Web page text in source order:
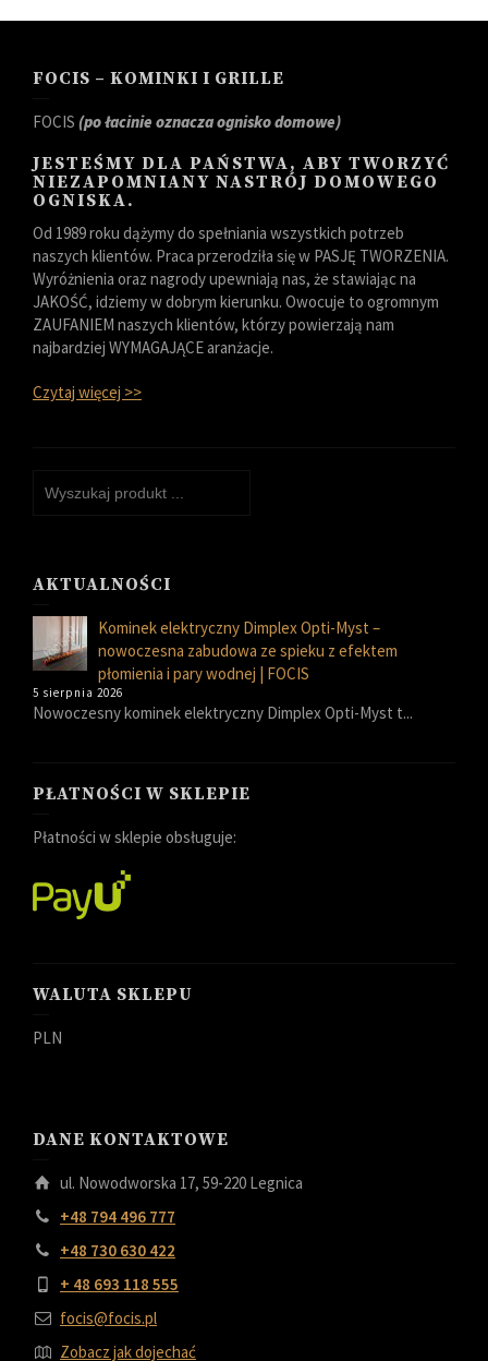
FOCIS – KOMINKI I GRILLE
FOCIS (po łacinie oznacza ognisko domowe)
JESTEŚMY DLA PAŃSTWA, ABY TWORZYĆ
NIEZAPOMNIANY NASTRÓJ DOMOWEGO
OGNISKA.
Od 1989 roku dążymy do spełniania wszystkich potrzeb
naszych klientów. Praca przerodziła się w PASJĘ TWORZENIA.
Wyróżnienia oraz nagrody upewniają nas, że stawiając na
JAKOŚĆ, idziemy w dobrym kierunku. Owocuje to ogromnym
ZAUFANIEM naszych klientów, którzy powierzają nam
najbardziej WYMAGAJĄCE aranżacje.
Czytaj więcej >>
AKTUALNOŚCI
Kominek elektryczny Dimplex Opti-Myst –
nowoczesna zabudowa ze spieku z efektem
płomienia i pary wodnej | FOCIS
5 sierpnia 2026
Nowoczesny kominek elektryczny Dimplex Opti-Myst t...
PŁATNOŚCI W SKLEPIE
Płatności w sklepie obsługuje:
WALUTA SKLEPU
PLN
DANE KONTAKTOWE
ul. Nowodworska 17, 59-220 Legnica
+48 794 496 777
+48 730 630 422
+ 48 693 118 555
focis@focis.pl
Zobacz jak dojechać